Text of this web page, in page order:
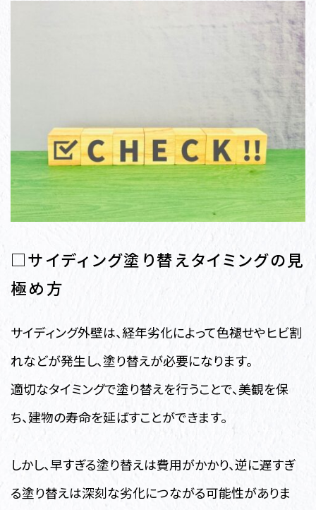
□サイディング塗り替えタイミングの見
極め方
サイディング外壁は、経年劣化によって色褪せやヒビ割
れなどが発生し、塗り替えが必要になります。
適切なタイミングで塗り替えを行うことで、美観を保
ち、建物の寿命を延ばすことができます。
しかし、早すぎる塗り替えは費用がかかり、逆に遅すぎ
る塗り替えは深刻な劣化につながる可能性がありま